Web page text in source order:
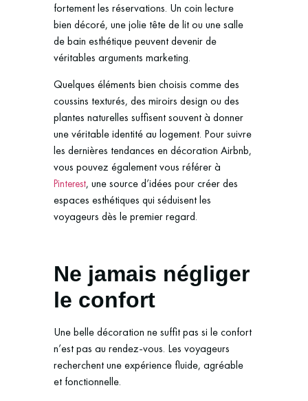
fortement les réservations. Un coin lecture
bien décoré, une jolie tête de lit ou une salle
de bain esthétique peuvent devenir de
véritables arguments marketing.
Quelques éléments bien choisis comme des
coussins texturés, des miroirs design ou des
plantes naturelles suffisent souvent à donner
une véritable identité au logement. Pour suivre
les dernières tendances en décoration Airbnb,
vous pouvez également vous référer à
Pinterest, une source d’idées pour créer des
espaces esthétiques qui séduisent les
voyageurs dès le premier regard.
Ne jamais négliger
le confort
Une belle décoration ne suffit pas si le confort
n’est pas au rendez-vous. Les voyageurs
recherchent une expérience fluide, agréable
et fonctionnelle.